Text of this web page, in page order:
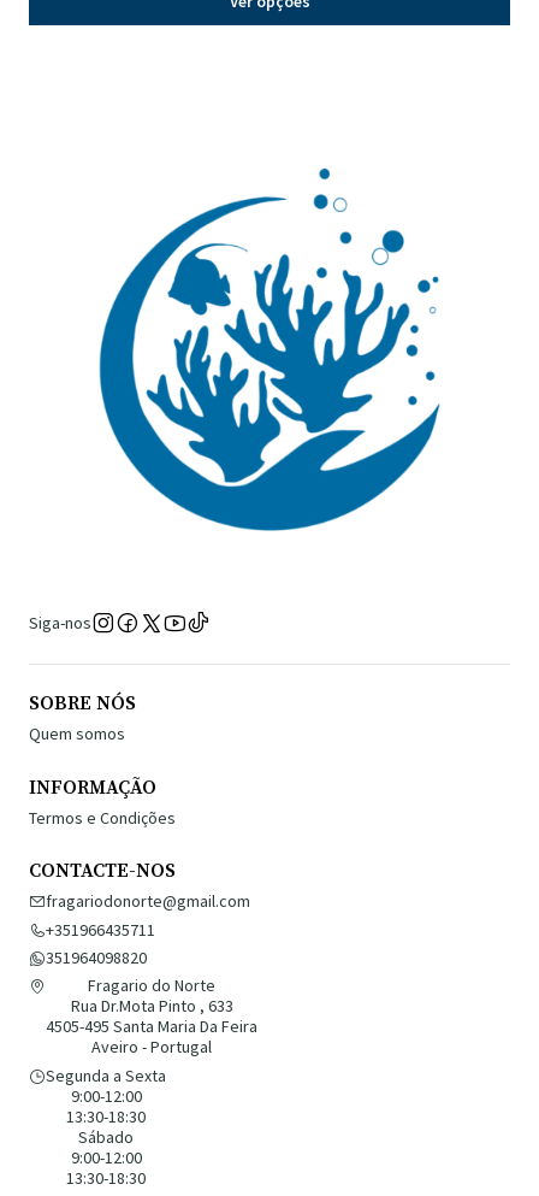
Siga-nos
SOBRE NÓS
Quem somos
INFORMAÇÃO
Termos e Condições
CONTACTE-NOS
fragariodonorte@gmail.com
+351966435711
351964098820
Fragario do Norte
Rua Dr.Mota Pinto , 633
4505-495 Santa Maria Da Feira
Aveiro - Portugal
Segunda a Sexta
9:00-12:00
13:30-18:30
Sábado
9:00-12:00
13:30-18:30